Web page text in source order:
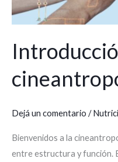
Dejá un comentario /
Bienvenidos a la
entre estructura y función.